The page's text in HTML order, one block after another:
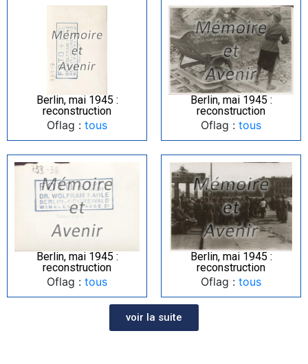
Berlin, mai 1945 :
reconstruction
Oflag : tous
Berlin, mai 1945 :
reconstruction
Oflag : tous
Berlin, mai 1945 :
reconstruction
Oflag : tous
Berlin, mai 1945 :
reconstruction
Oflag : tous
voir la suite